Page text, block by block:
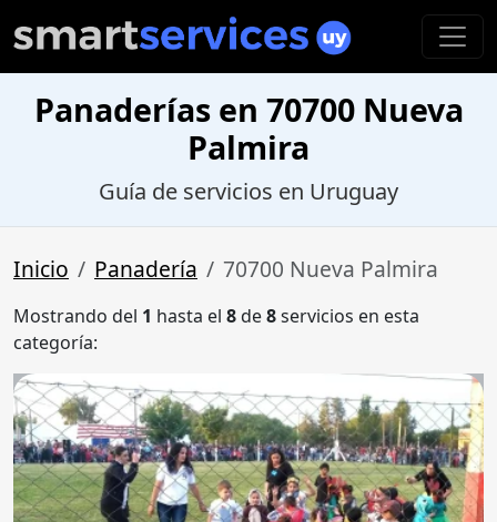
Panaderías en 70700 Nueva
Palmira
Guía de servicios en Uruguay
Inicio Panadería 70700 Nueva Palmira
Mostrando del 1 hasta el 8de8servicios en esta
categoría: